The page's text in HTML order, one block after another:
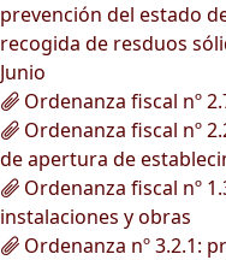
prevención del estado
recogida de resduos
Junio
Ordenanza fiscal nº
Ordenanza fiscal nº
de apertura de
Ordenanza fiscal nº
instalaciones y obras
Ordenanza nº 3.2.1: